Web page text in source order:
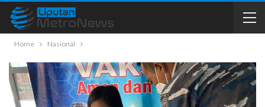
Home Nasional